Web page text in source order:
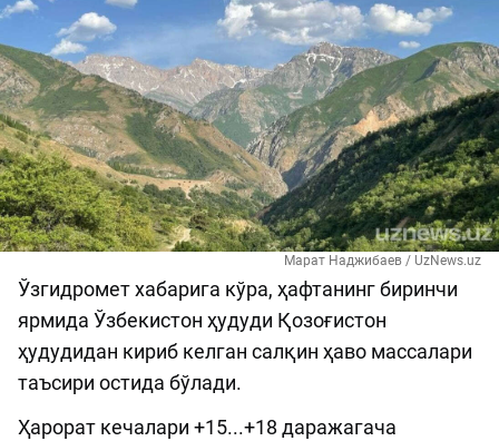
Марат Наджибаев / UzNews.uz
Ўзгидромет хабарига кўра, ҳафтанинг биринчи
ярмида Ўзбекистон ҳудуди Қозоғистон
ҳудудидан кириб келган салқин ҳаво массалари
таъсири остида бўлади.
Ҳарорат кечалари +15...+18 даражагача